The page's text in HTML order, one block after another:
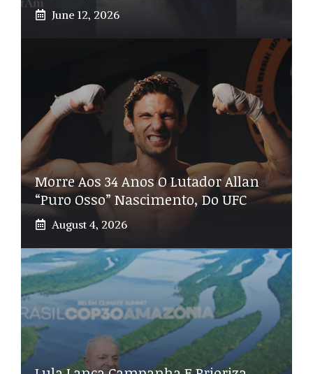
June 12, 2026
Morre Aos 34 Anos O Lutador Allan
“Puro Osso” Nascimento, Do UFC
August 4, 2026